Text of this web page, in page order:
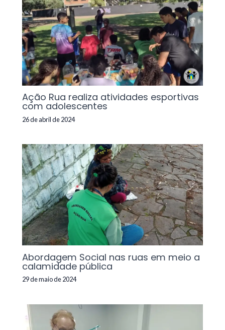
Ação Rua realiza atividades esportivas
com adolescentes
26 de abril de 2024
Abordagem Social nas ruas em meio a
calamidade pública
29 de maio de 2024